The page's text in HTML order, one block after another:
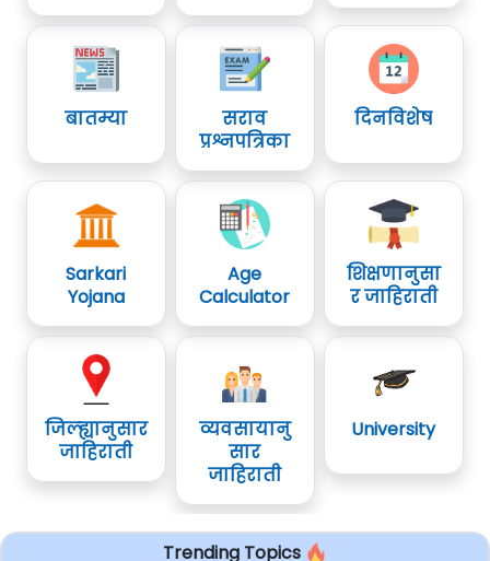
बातम्या
सराव
प्रश्नपत्रिका
दिनविशेष
Sarkari
Yojana
Age
Calculator
शिक्षणानुसा
र जाहिराती
जिल्ह्यानुसार
जाहिराती
व्यवसायानु
सार
जाहिराती
University
Trending Topics